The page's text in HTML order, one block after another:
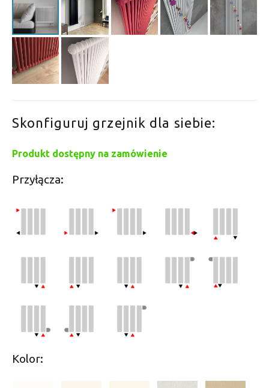
Skonfiguruj grzejnik dla siebie:
Produkt dostępny na zamówienie
Przyłącza:
Kolor: